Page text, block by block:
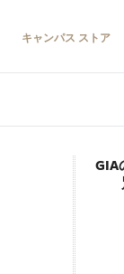
キャンパス ストア
GIA